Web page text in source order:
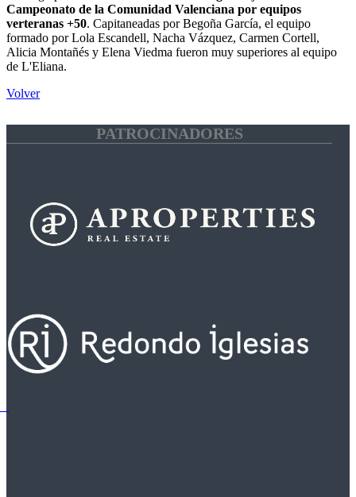
Campeonato de la Comunidad Valenciana por equipos
verteranas +50. Capitaneadas por Begoña García, el equipo
formado por Lola Escandell, Nacha Vázquez, Carmen Cortell,
Alicia Montañés y Elena Viedma fueron muy superiores al equipo
de L'Eliana.
Volver
PATROCINADORES